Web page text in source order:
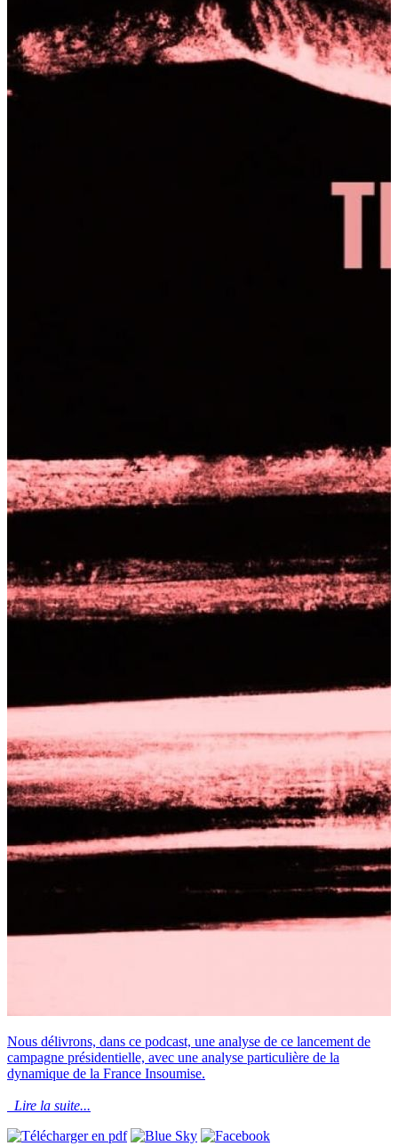
Nous délivrons, dans ce podcast, une analyse de ce lancement de
campagne présidentielle, avec une analyse particulière de la
dynamique de la France Insoumise.
Lire la suite...